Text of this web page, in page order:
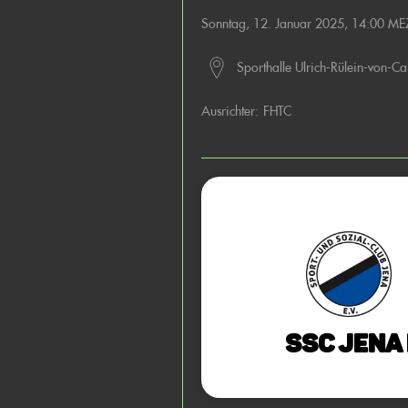
Sonntag, 12. Januar 2025, 14:00
Sporthalle Ulrich-Rülein-von-
Ausrichter: FHTC
SSC Jena